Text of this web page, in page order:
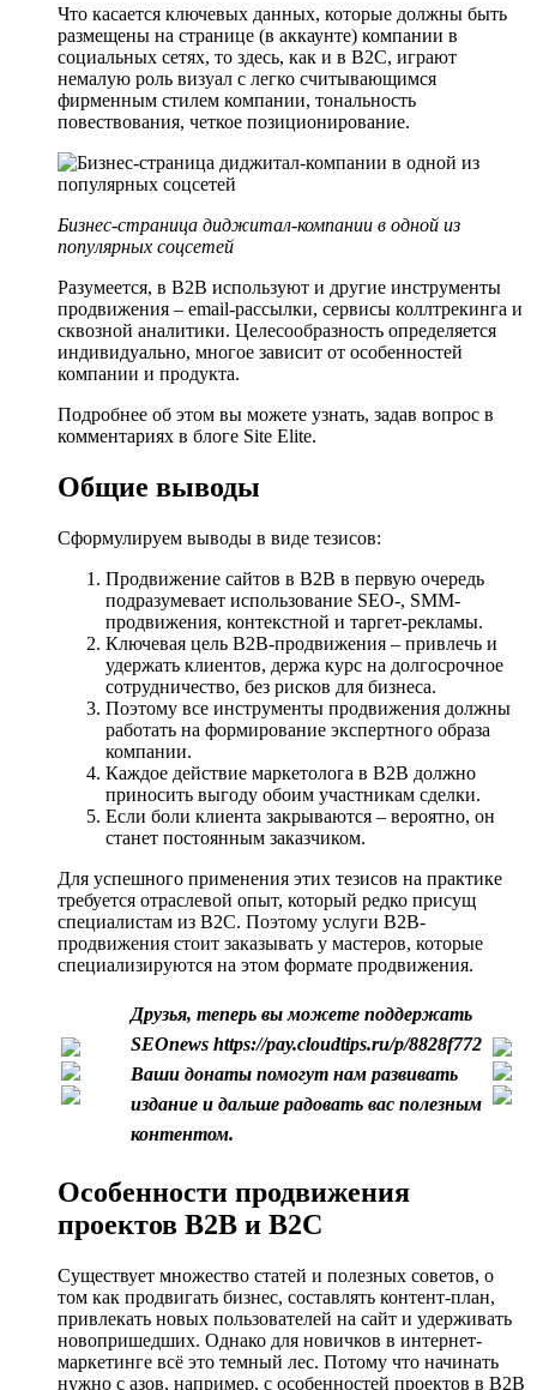
Что касается ключевых данных, которые должны быть
размещены на странице (в аккаунте) компании в
социальных сетях, то здесь, как и в B2C, играют
немалую роль визуал с легко считывающимся
фирменным стилем компании, тональность
повествования, четкое позиционирование.
Бизнес-страница диджитал-компании в одной из
популярных соцсетей
Разумеется, в B2B используют и другие инструменты
продвижения – email-рассылки, сервисы коллтрекинга и
сквозной аналитики. Целесообразность определяется
индивидуально, многое зависит от особенностей
компании и продукта.
Подробнее об этом вы можете узнать, задав вопрос в
комментариях в блоге Site Elite.
Общие выводы
Сформулируем выводы в виде тезисов:
Продвижение сайтов в B2B в первую очередь
подразумевает использование SEO-, SMM-
продвижения, контекстной и таргет-рекламы.
Ключевая цель B2B-продвижения – привлечь и
удержать клиентов, держа курс на долгосрочное
сотрудничество, без рисков для бизнеса.
Поэтому все инструменты продвижения должны
работать на формирование экспертного образа
компании.
Каждое действие маркетолога в B2B должно
приносить выгоду обоим участникам сделки.
Если боли клиента закрываются – вероятно, он
станет постоянным заказчиком.
Для успешного применения этих тезисов на практике
требуется отраслевой опыт, который редко присущ
специалистам из B2C. Поэтому услуги B2B-
продвижения стоит заказывать у мастеров, которые
специализируются на этом формате продвижения.
Друзья, теперь вы можете поддержать
SEOnews https://pay.cloudtips.ru/p/8828f772
Ваши донаты помогут нам развивать
издание и дальше радовать вас полезным
контентом.
Особенности продвижения
проектов B2B и B2C
Существует множество статей и полезных советов, о
том как продвигать бизнес, составлять контент-план,
привлекать новых пользователей на сайт и удерживать
новопришедших. Однако для новичков в интернет-
маркетинге всё это темный лес. Потому что начинать
нужно с азов, например, с особенностей проектов в B2B